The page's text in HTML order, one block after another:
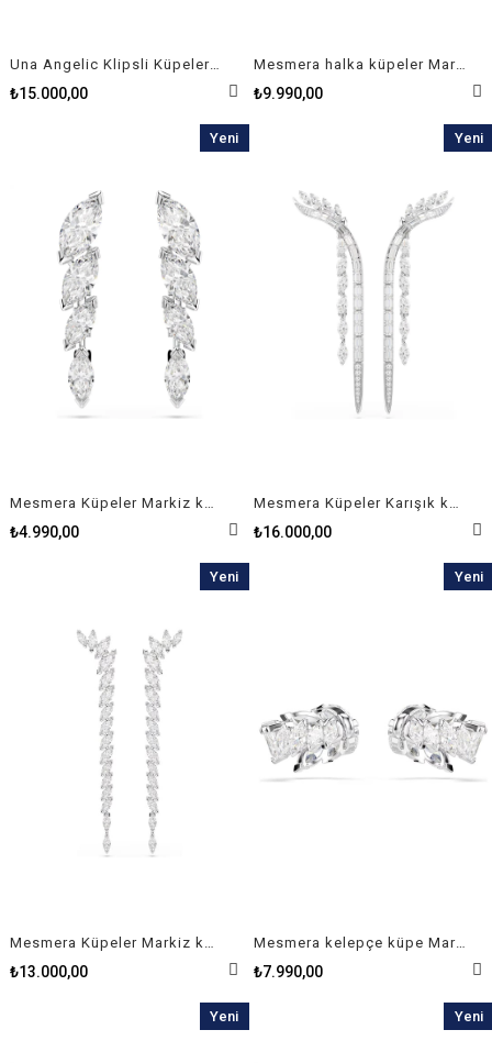
Una Angelic Klipsli Küpeler Yastık kesim, Beyaz, Rutenyum kaplama
₺15.000,00
Mesmera halka küpeler Markiz kesim, Beyaz, Rodyum kaplama
₺9.990,00
Mesmera Küpeler Markiz kesim, Beyaz, Rodyum kaplama
₺4.990,00
Yeni
Mesmera Küpeler Karışık kesimler, Beyaz, Rodyum kaplama
₺16.000,00
Yeni
₺13.000,00
Yeni
Mesmera kelepçe küpe Markiz kesim, Beyaz, Rodyum kaplama
₺7.990,00
Yeni
Yeni
Yeni